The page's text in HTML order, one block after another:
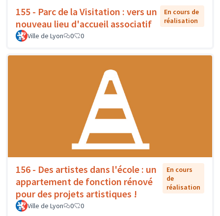
155 - Parc de la Visitation : vers un
nouveau lieu d'accueil associatif
En cours de
réalisation
Ville de Lyon
0 0
156 - Des artistes dans l'école : un
appartement de fonction rénové
pour des projets artistiques !
En cours
de
réalisation
Ville de Lyon 0 0